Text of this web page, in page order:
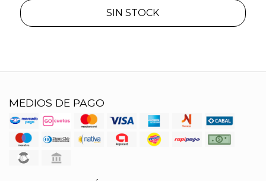
SIN STOCK
MEDIOS DE PAGO